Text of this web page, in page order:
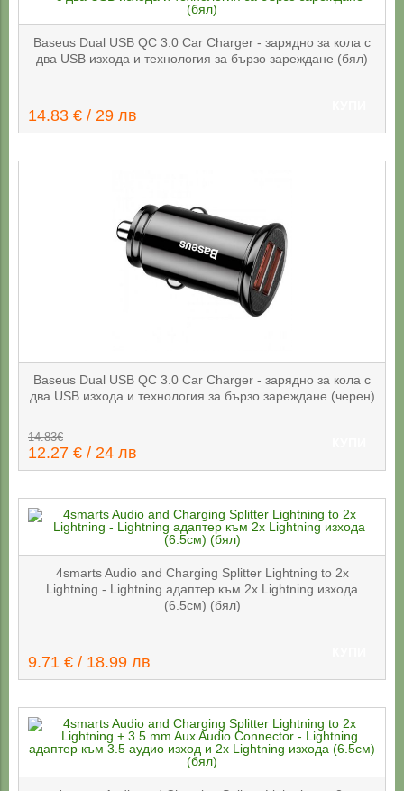
Baseus Dual USB QC 3.0 Car Charger - зарядно за кола с
два USB изхода и технология за бързо зареждане (бял)
14.83 € / 29 лв
Baseus Dual USB QC 3.0 Car Charger - зарядно за кола с
два USB изхода и технология за бързо зареждане (черен)
14.83€
12.27 € / 24 лв
4smarts Audio and Charging Splitter Lightning to 2x
Lightning - Lightning адаптер към 2x Lightning изходa
(6.5см) (бял)
9.71 € / 18.99 лв